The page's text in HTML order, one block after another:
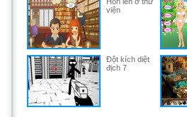
viện
Đột kích diệt
địch 7